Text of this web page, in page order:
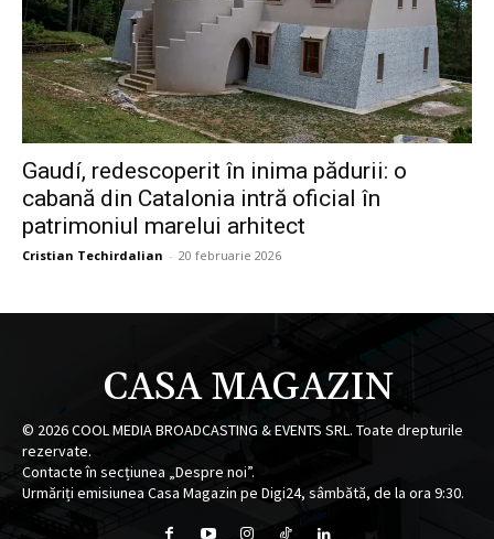
Gaudí, redescoperit în inima pădurii: o
cabană din Catalonia intră oficial în
patrimoniul marelui arhitect
Cristian Techirdalian - 20 februarie 2026
CASA MAGAZIN
© 2026COOL MEDIA BROADCASTING & EVENTS SRL. Toate drepturile
rezervate.
Contacte în secțiunea „Despre noi”.
Urmăriți emisiunea Casa Magazin pe Digi24, sâmbătă, de la ora 9:30.